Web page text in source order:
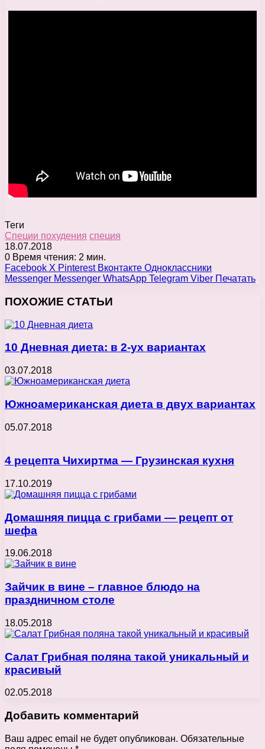
Теги
Специи похудения специя
18.07.2018
0 Время чтения: 2 мин.
Facebook X Pinterest Вконтакте Одноклассники
Messenger Messenger WhatsApp Telegram Viber Печатать
ПОХОЖИЕ СТАТЬИ
10 Дневная диета: в 2-ух вариантах
03.07.2018
Южноамериканская диета в двух вариантах
05.07.2018
4 рецепта Чихиртма — Грузинская кухня
17.10.2019
Домашняя пицца с грибами — рецепт от
шефа
19.06.2018
Зайчик в вине – главное блюдо на
праздничном столе
18.05.2018
Салат Грибная поляна такой уникальный и
красивый
02.05.2018
Добавить комментарий
Ваш адрес email не будет опубликован. Обязательные